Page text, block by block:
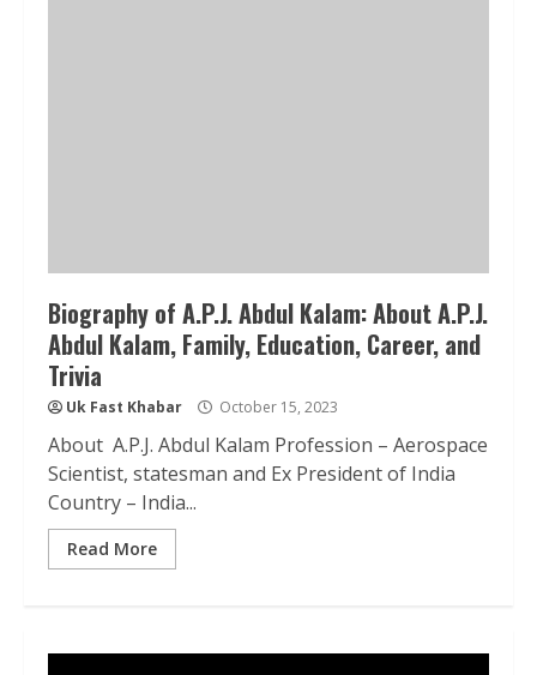
Biography of A.P.J. Abdul Kalam: About A.P.J.
Abdul Kalam, Family, Education, Career, and
Trivia
Uk Fast Khabar October 15, 2023
About A.P.J. Abdul Kalam Profession – Aerospace
Scientist, statesman and Ex President of India
Country – India...
Read More